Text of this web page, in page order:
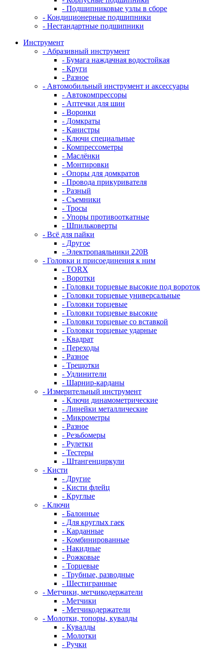
- Подшипниковые узлы в сборе
- Кондиционерные подшипники
- Нестандартные подшипники
Инструмент
- Абразивный инструмент
- Бумага наждачная водостойкая
- Круги
- Разное
- Автомобильный инструмент и аксессуары
- Автокомпрессоры
- Аптечки для шин
- Воронки
- Домкраты
- Канистры
- Ключи специальные
- Компрессометры
- Маслёнки
- Монтировки
- Опоры для домкратов
- Провода прикуривателя
- Разный
- Съемники
- Тросы
- Упоры противооткатные
- Шпильковерты
- Всё для пайки
- Другое
- Электропаяльники 220В
- Головки и присоединения к ним
- TORX
- Воротки
- Головки торцевые высокие под вороток
- Головки торцевые универсальные
- Головки торцевые
- Головки торцевые высокие
- Головки торцевые со вставкой
- Головки торцевые ударные
- Квадрат
- Переходы
- Разное
- Трещотки
- Удлинители
- Шарнир-карданы
- Измерительный инструмент
- Ключи динамометрические
- Линейки металлические
- Микрометры
- Разное
- Резьбомеры
- Рулетки
- Тестеры
- Штангенциркули
- Кисти
- Другие
- Кисти флейц
- Круглые
- Ключи
- Балонные
- Для круглых гаек
- Карданные
- Комбинированные
- Накидные
- Рожковые
- Торцевые
- Трубные, разводные
- Шестигранные
- Метчики, метчикодержатели
- Метчики
- Метчикодержатели
- Молотки, топоры, кувалды
- Кувалды
- Молотки
- Ручки